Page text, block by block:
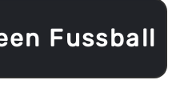
Fussball